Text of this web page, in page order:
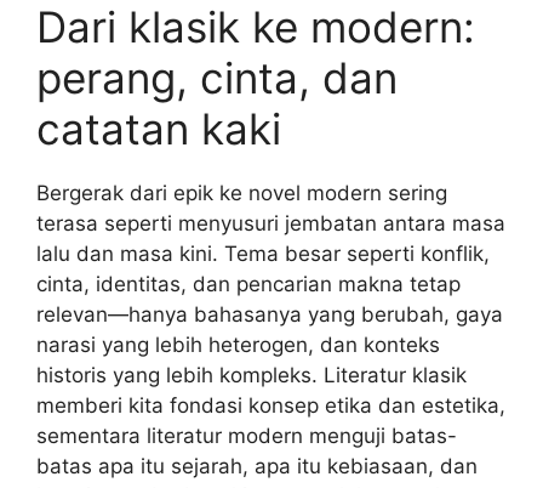
Dari klasik ke modern:
perang, cinta, dan
catatan kaki
Bergerak dari epik ke novel modern sering
terasa seperti menyusuri jembatan antara masa
lalu dan masa kini. Tema besar seperti konflik,
cinta, identitas, dan pencarian makna tetap
relevan—hanya bahasanya yang berubah, gaya
narasi yang lebih heterogen, dan konteks
historis yang lebih kompleks. Literatur klasik
memberi kita fondasi konsep etika dan estetika,
sementara literatur modern menguji batas-
batas apa itu sejarah, apa itu kebiasaan, dan